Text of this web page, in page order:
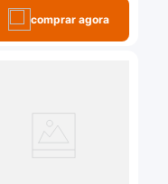
comprar agora